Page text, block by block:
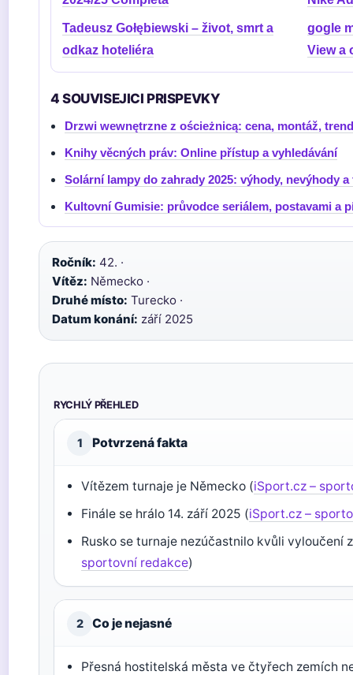
Tadeusz Gołębiewski – život, smrt a
odkaz hoteliéra
gogle
View a
4 SOUVISEJICI PRISPEVKY
Drzwi wewnętrzne z ościeżnicą: cena, montáž,
Knihy věcných práv: Online přístup a vyhledávání
Solární lampy do zahrady 2025: výhody, nevýhody
Kultovní Gumisie: průvodce seriálem, postavami a
Ročník: 42. ·
Vítěz: Německo ·
Druhé místo: Turecko ·
Datum konání: září 2025
RYCHLÝ PŘEHLED
1 Potvrzená fakta
Vítězem turnaje je Německo (iSport.cz –
Finále se hrálo 14. září 2025 (iSport.cz –
Rusko se turnaje nezúčastnilo kvůli vyloučení
sportovní redakce)
2 Co je nejasné
Přesná hostitelská města ve čtyřech zemích